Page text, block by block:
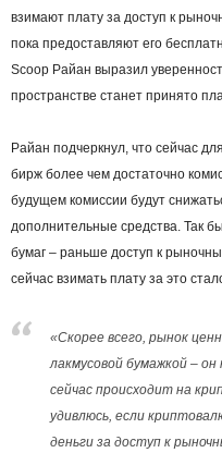
взимают плату за доступ к
пока предоставляют его
Scoop Райан выразил
пространстве станет принято
Райан подчеркнул, что сейчас
бирж более чем достаточно
будущем комиссии будут
дополнительные средства. Так
бумаг – раньше доступ к
сейчас взимать плату за это
«Скорее всего, рынок
лакмусовой бумажкой –
сейчас происходит на
удивлюсь, если
деньги за доступ к